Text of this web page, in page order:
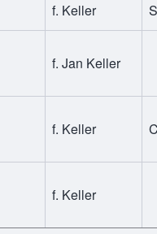
f. Keller
f. Jan Keller
f. Keller
f. Keller